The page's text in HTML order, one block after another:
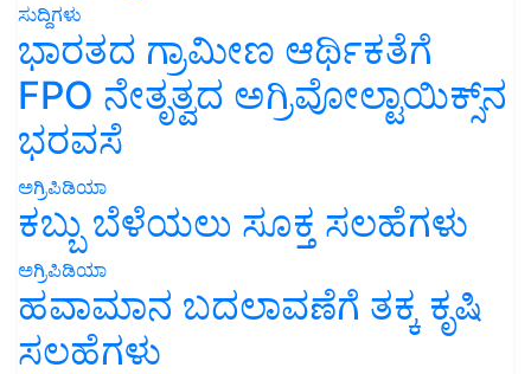
ಸುದ್ದಿಗಳು
ಭಾರತದ ಗ್ರಾಮೀಣ ಆರ್ಥಿಕತೆಗೆ
FPO ನೇತೃತ್ವದ ಅಗ್ರಿವೋಲ್ಟಾಯಿಕ್ಸ್‌ನ
ಭರವಸೆ
ಅಗ್ರಿಪಿಡಿಯಾ
ಕಬ್ಬು ಬೆಳೆಯಲು ಸೂಕ್ತ ಸಲಹೆಗಳು
ಅಗ್ರಿಪಿಡಿಯಾ
ಹವಾಮಾನ ಬದಲಾವಣೆಗೆ ತಕ್ಕ ಕೃಷಿ
ಸಲಹೆಗಳು